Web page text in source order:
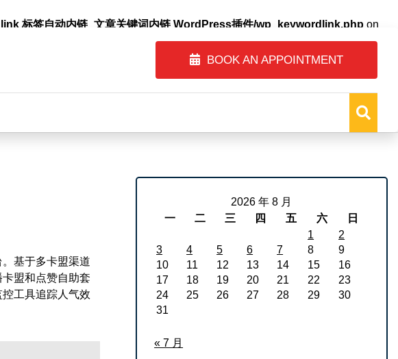
标签自动内链_文章关键词内链 WordPress插件/wp_keywordlink.php on
BOOK AN APPOINTMENT
基于多卡盟渠道
盟和点赞自助套
工具追踪人气效
2026 年 8 月
一
二 三 四 五 六
日
1
2
3
4 5 6 7 8
9
10
11 12 13 14 15
16
17
18 19 20 21 22
23
24
25 26 27 28 29
30
31
« 7 月